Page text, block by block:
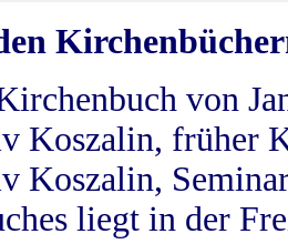
von
Koszalin, früher
Koszalin,
liegt in der